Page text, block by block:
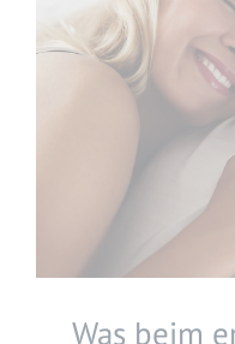
Was beim